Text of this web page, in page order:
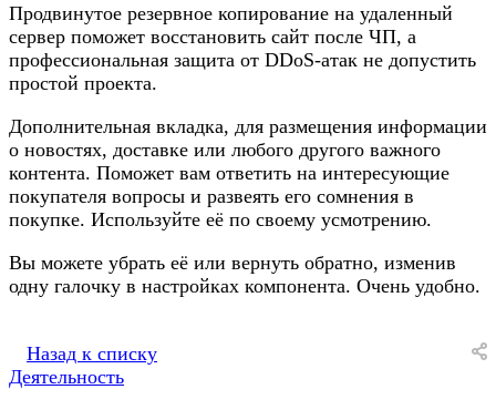
Продвинутое резервное копирование на удаленный
сервер поможет восстановить сайт после ЧП, а
профессиональная защита от DDoS-атак не допустить
простой проекта.
Дополнительная вкладка, для размещения информации
о новостях, доставке или любого другого важного
контента. Поможет вам ответить на интересующие
покупателя вопросы и развеять его сомнения в
покупке. Используйте её по своему усмотрению.
Вы можете убрать её или вернуть обратно, изменив
одну галочку в настройках компонента. Очень удобно.
Назад к списку
Деятельность